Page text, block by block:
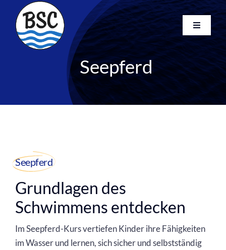
content
Toggle
Startseite
Search
for:
Seepferd
Seepferd
Grundlagen des
Schwimmens entdecken
Im Seepferd-Kurs vertiefen Kinder ihre Fähigkeiten
im Wasser und lernen, sich sicher und selbstständig